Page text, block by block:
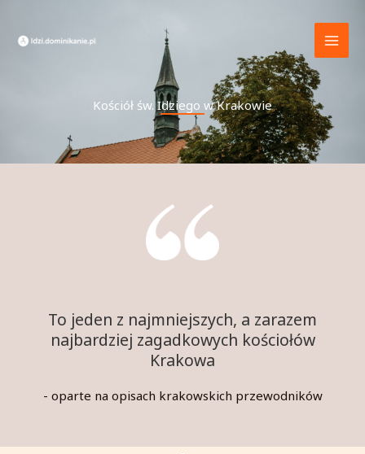
treści
Kościół św. Idziego w Krakowie
To jeden z najmniejszych, a zarazem
najbardziej zagadkowych kościołów
Krakowa
- oparte na opisach krakowskich przewodników